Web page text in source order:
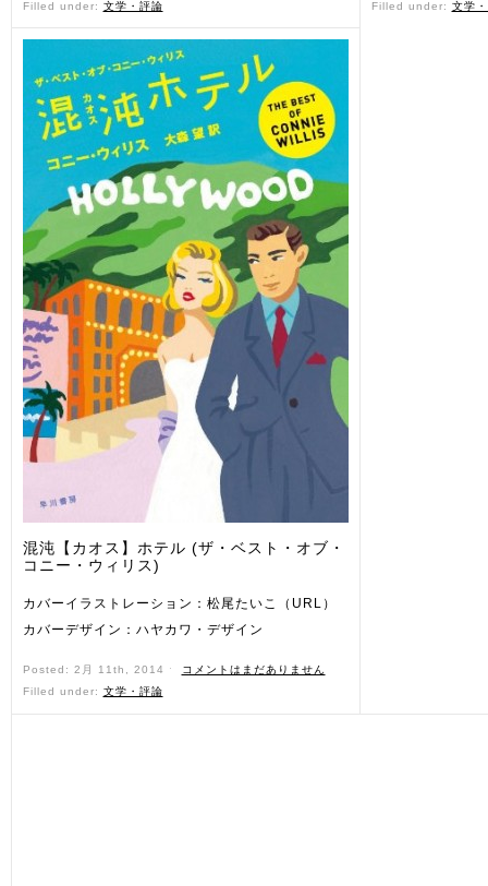
Filled under: 文学・評論
混沌【カオス】ホテル (ザ・ベスト・オブ・
コニー・ウィリス)
カバーイラストレーション：松尾たいこ（URL）
カバーデザイン：ハヤカワ・デザイン
Posted: 2月 11th, 2014 ˑ
コメントはまだありません
Filled under: 文学・評論
Filled under: 文学